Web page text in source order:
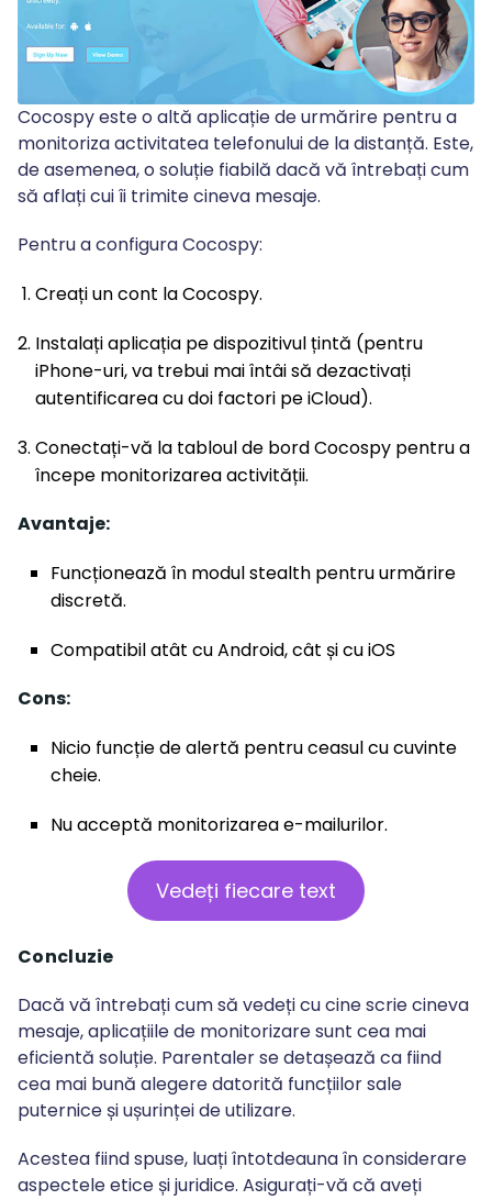
Cocospy este o altă aplicație de urmărire pentru a
monitoriza activitatea telefonului de la distanță. Este,
de asemenea, o soluție fiabilă dacă vă întrebați cum
să aflați cui îi trimite cineva mesaje.
Pentru a configura Cocospy:
Creați un cont la Cocospy.
Instalați aplicația pe dispozitivul țintă (pentru
iPhone-uri, va trebui mai întâi să dezactivați
autentificarea cu doi factori pe iCloud).
Conectați-vă la tabloul de bord Cocospy pentru a
începe monitorizarea activității.
Avantaje:
Funcționează în modul stealth pentru urmărire
discretă.
Compatibil atât cu Android, cât și cu iOS
Cons:
Nicio funcție de alertă pentru ceasul cu cuvinte
cheie.
Nu acceptă monitorizarea e-mailurilor.
Vedeți fiecare text
Concluzie
Dacă vă întrebați cum să vedeți cu cine scrie cineva
mesaje, aplicațiile de monitorizare sunt cea mai
eficientă soluție. Parentaler se detașează ca fiind
cea mai bună alegere datorită funcțiilor sale
puternice și ușurinței de utilizare.
Acestea fiind spuse, luați întotdeauna în considerare
aspectele etice și juridice. Asigurați-vă că aveți